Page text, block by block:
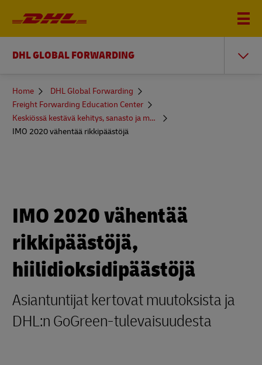
DHL GLOBAL FORWARDING
You
here
Home
DHL Global Forwarding
Freight Forwarding Education Center
Keskiössä kestävä kehitys, sanasto ja muuta
IMO 2020 vähentää rikkipäästöjä
IMO 2020 vähentää
rikkipäästöjä,
hiilidioksidipäästöjä
Asiantuntijat kertovat muutoksista ja
DHL:n GoGreen-tulevaisuudesta